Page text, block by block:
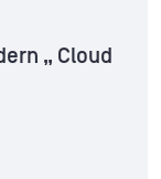
„ Cloud